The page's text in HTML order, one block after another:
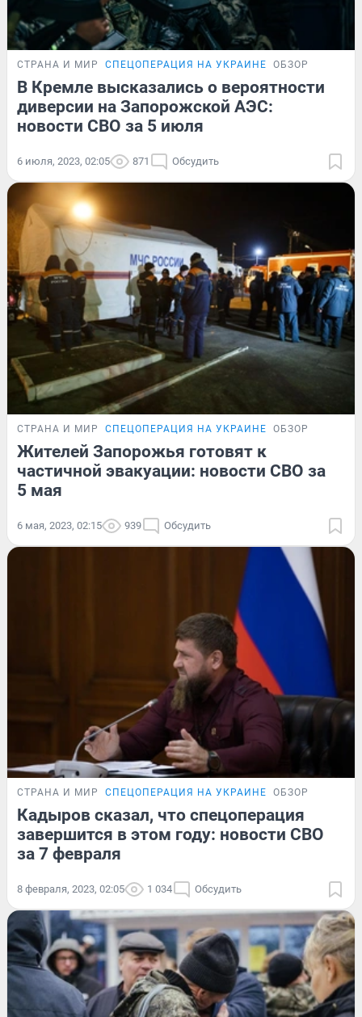
СТРАНА И МИР СПЕЦОПЕРАЦИЯ НА УКРАИНЕ ОБЗОР
В Кремле высказались о вероятности
диверсии на Запорожской АЭС:
новости СВО за 5 июля
6 июля, 2023, 02:05 871 Обсудить
СТРАНА И МИР СПЕЦОПЕРАЦИЯ НА УКРАИНЕ ОБЗОР
Жителей Запорожья готовят к
частичной эвакуации: новости СВО за
5 мая
6 мая, 2023, 02:15 939 Обсудить
СТРАНА И МИР СПЕЦОПЕРАЦИЯ НА УКРАИНЕ ОБЗОР
Кадыров сказал, что спецоперация
завершится в этом году: новости СВО
за 7 февраля
8 февраля, 2023, 02:05 1 034 Обсудить